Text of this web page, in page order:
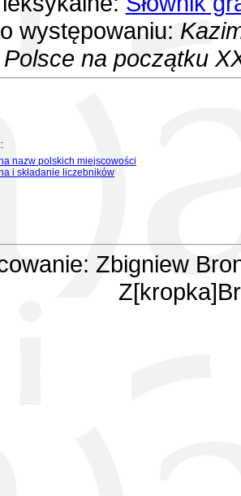
występowaniu:
na początku
nazw polskich miejscowości
i składanie liczebników
Zbigniew